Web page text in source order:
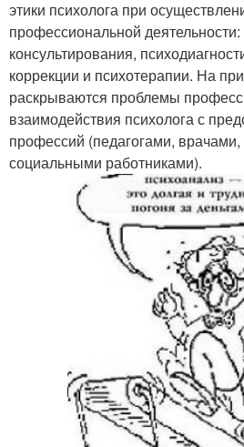
этики психолога при
профессиональной деятельности:
консультирования,
коррекции и психотерапии. На
раскрываются проблемы
взаимодействия психолога с
профессий (педагогами,
социальными работниками).